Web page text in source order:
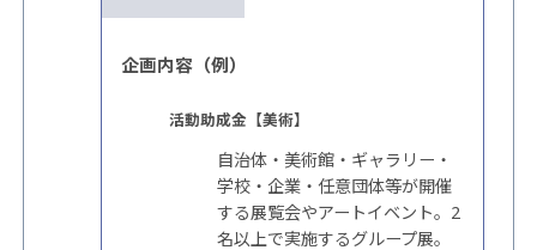
企画内容（例）
活動助成金【美術】
自治体・美術館・ギャラリー・
学校・企業・任意団体等が開催
する展覧会やアートイベント。2
名以上で実施するグループ展。